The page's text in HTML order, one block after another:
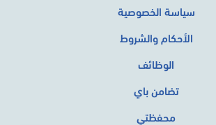
سياسة الخصوصية
الأحكام والشروط
الوظائف
تضامن باي
محفظتي